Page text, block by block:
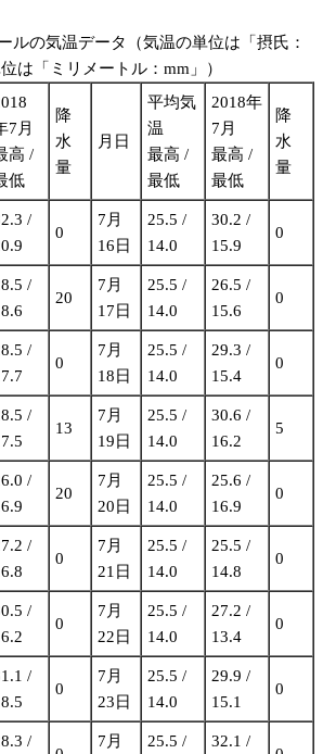
ルの気温データ（気温の単位は「摂氏：
は「ミリメートル：mm」）
7月
高 /
低
降
水
量
月日
平均気
温
最高 /
最低
2018年
7月
最高 /
最低
降
水
量
/
0
7月
16日
25.5 /
14.0
30.2 /
15.9
0
/
20
7月
17日
25.5 /
14.0
26.5 /
15.6
0
/
0
7月
18日
25.5 /
14.0
29.3 /
15.4
0
/
13
7月
19日
25.5 /
14.0
30.6 /
16.2
5
/
20
7月
20日
25.5 /
14.0
25.6 /
16.9
0
/
0
7月
21日
25.5 /
14.0
25.5 /
14.8
0
/
0
7月
22日
25.5 /
14.0
27.2 /
13.4
0
/
0
7月
23日
25.5 /
14.0
29.9 /
15.1
0
/
7月
25.5 /
32.1 /